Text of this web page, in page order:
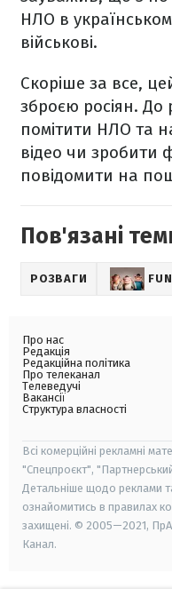
НЛО в
військові.
Скоріше за все,
зброєю росіян. До
помітити НЛО та
відео чи зробити
повідомити на
Пов'язані
РОЗВАГИ FUN
Про нас
Редакція
Редакційна політика
Про телеканал
Телеведучі
Вакансії
Структура власності
Всі комерційні рекламні
"Спецпроєкт",
Детальніше щодо реклами
ознайомитись в правилах
захищені. © 2005—2021,
Канал.